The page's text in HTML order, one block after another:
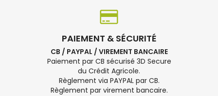
PAIEMENT & SÉCURITÉ
CB / PAYPAL / VIREMENT BANCAIRE
Paiement par CB sécurisé 3D Secure
du Crédit Agricole.
Règlement via PAYPAL par CB.
Règlement par virement bancaire.